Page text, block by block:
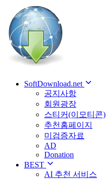
SoftDownload.net
공지사항
회원광장
스티커(이모티콘)
추천홈페이지
미검증자료
AD
Donation
BEST
AI 추천 서비스